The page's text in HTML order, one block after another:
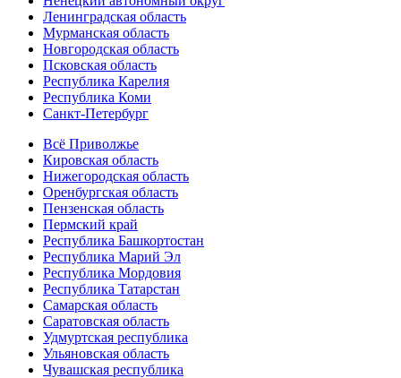
Ленинградская область
Мурманская область
Новгородская область
Псковская область
Республика Карелия
Республика Коми
Санкт-Петербург
Всё Приволжье
Кировская область
Нижегородская область
Оренбургская область
Пензенская область
Пермский край
Республика Башкортостан
Республика Марий Эл
Республика Мордовия
Республика Татарстан
Самарская область
Саратовская область
Удмуртская республика
Ульяновская область
Чувашская республика